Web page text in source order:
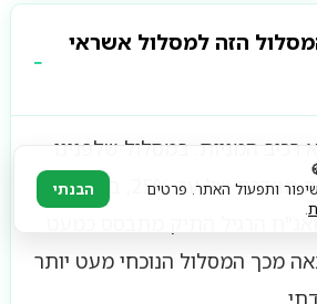
הזה למסלול אשראי
רכיב המניות. במסלול שלפנינו
קיימת שכבת מניות מוגדרת של עד 25%, בעוד
הרגיל התיק מתבסס כמעט
מכך המסלול הנוכחי מעט יותר
ותפעול האתר. פרטים
.
הבנתי